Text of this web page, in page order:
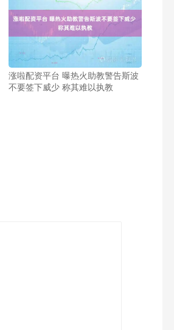
涨啦配资平台 曝热火助教警告斯波
不要签下威少 称其难以执教